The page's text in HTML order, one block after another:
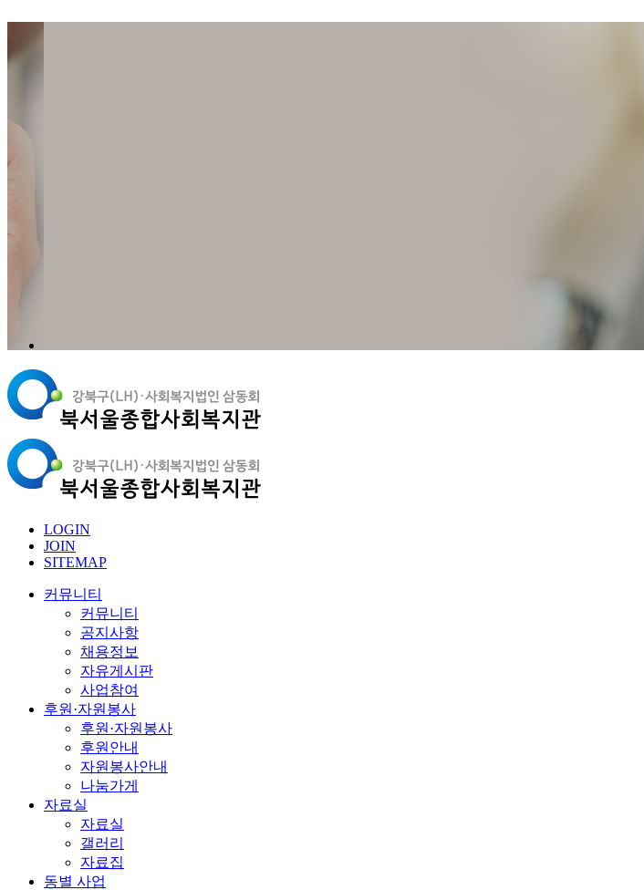
LOGIN
JOIN
SITEMAP
커뮤니티
커뮤니티
공지사항
채용정보
자유게시판
사업참여
후원·자원봉사
후원·자원봉사
후원안내
자원봉사안내
나눔가게
자료실
자료실
갤러리
자료집
동별 사업